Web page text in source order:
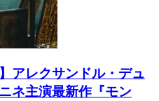
アレクサンドル・デュ
ネ主演最新作『モン